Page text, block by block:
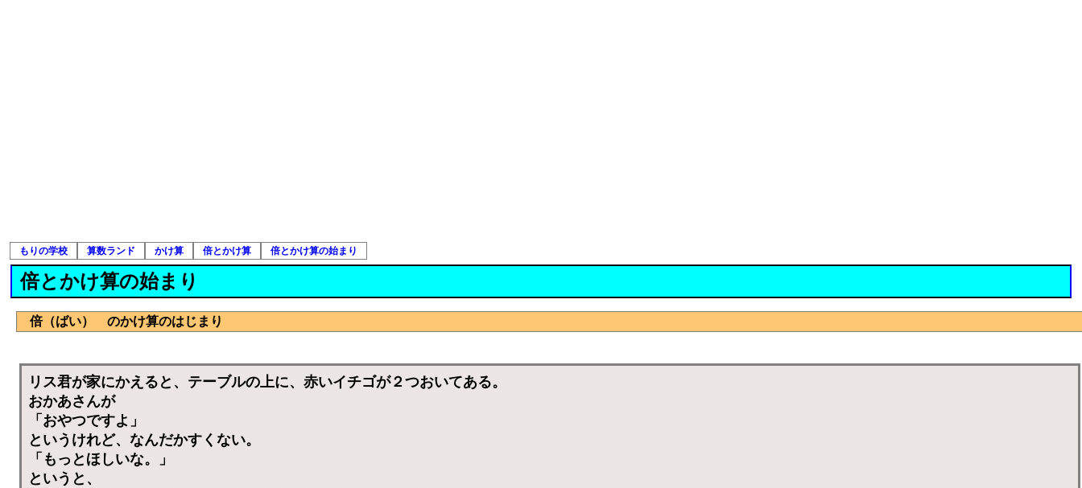
もりの学校 算数ランド かけ算 倍とかけ算 倍とかけ算の始まり
倍とかけ算の始まり
倍（ばい） のかけ算のはじまり
リス君が家にかえると、テーブルの上に、赤いイチゴが２つおいてある。
おかあさんが
「おやつですよ」
というけれど、なんだかすくない。
「もっとほしいな。」
というと、